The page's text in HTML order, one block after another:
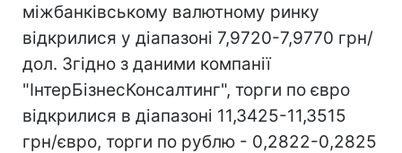
міжбанківському валютному ринку
відкрилися у діапазоні 7,9720-7,9770 грн/
дол. Згідно з даними компанії
"ІнтерБізнесКонсалтинг", торги по євро
відкрилися в діапазоні 11,3425-11,3515
грн/євро, торги по рублю - 0,2822-0,2825